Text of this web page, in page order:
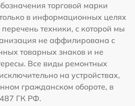
торговой марки
в информационных целях
техники, с которой мы
не аффилирована с
товарных знаков и не
Все виды ремонтных
на устройствах,
гражданском обороте, в
ГК РФ.